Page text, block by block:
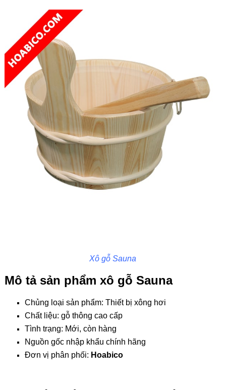
Xô gỗ Sauna
Mô tả sản phẩm xô gỗ Sauna
Chủng loại sản phẩm: Thiết bị xông hơi
Chất liệu: gỗ thông cao cấp
Tình trạng: Mới, còn hàng
Nguồn gốc nhập khẩu chính hãng
Đơn vị phân phối: Hoabico